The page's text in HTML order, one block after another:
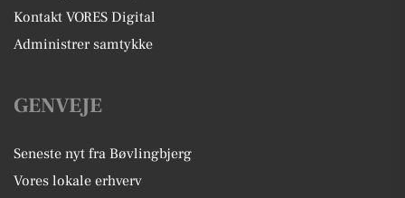
Kontakt VORES Digital
Administrer samtykke
GENVEJE
Seneste nyt fra Bøvlingbjerg
Vores lokale erhverv